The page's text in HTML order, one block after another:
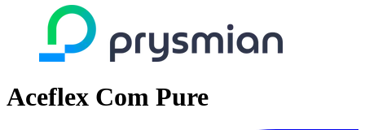
Aceflex Com Pure